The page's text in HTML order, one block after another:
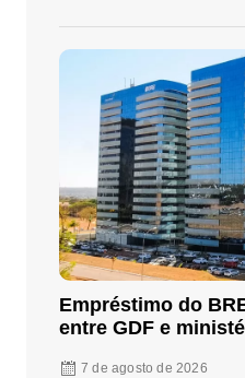
Empréstimo do
entre GDF e
7 de agosto de 2026